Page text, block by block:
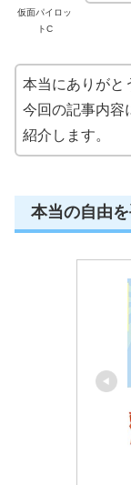
仮面パイロッ
トC
本当にありがと
今回の記事内容
紹介します。
本当の自由